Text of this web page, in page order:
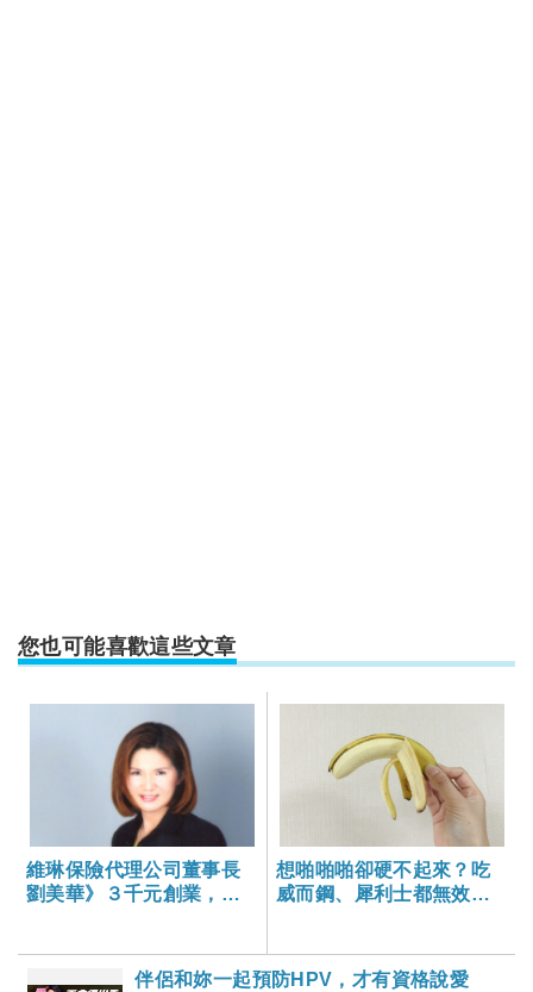
您也可能喜歡這些文章
維琳保險代理公司董事長
劉美華》３千元創業，管
想啪啪啪卻硬不起來？吃
威而鋼、犀利士都無效
伴侶和妳一起預防HPV，才有資格說愛